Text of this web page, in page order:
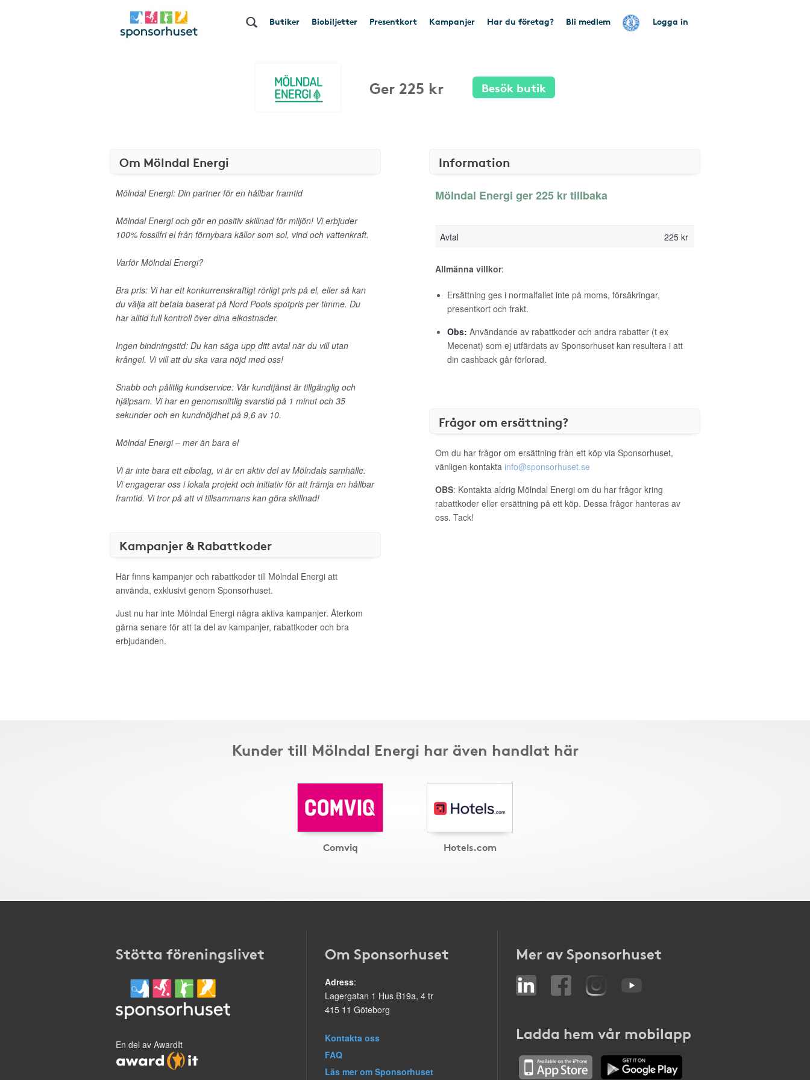
Butiker Biobiljetter Presentkort Kampanjer Har du företag? Bli medlem Logga in
Ger 225 kr Besök butik
Om Mölndal Energi
Mölndal Energi: Din partner för en hållbar framtid
Mölndal Energi och gör en positiv skillnad för miljön! Vi erbjuder
100% fossilfri el från förnybara källor som sol, vind och vattenkraft.
Varför Mölndal Energi?
Bra pris: Vi har ett konkurrenskraftigt rörligt pris på el, eller så kan
du välja att betala baserat på Nord Pools spotpris per timme. Du
har alltid full kontroll över dina elkostnader.
Ingen bindningstid: Du kan säga upp ditt avtal när du vill utan
krångel. Vi vill att du ska vara nöjd med oss!
Snabb och pålitlig kundservice: Vår kundtjänst är tillgänglig och
hjälpsam. Vi har en genomsnittlig svarstid på 1 minut och 35
sekunder och en kundnöjdhet på 9,6 av 10.
Mölndal Energi – mer än bara el
Vi är inte bara ett elbolag, vi är en aktiv del av Mölndals samhälle.
Vi engagerar oss i lokala projekt och initiativ för att främja en hållbar
framtid. Vi tror på att vi tillsammans kan göra skillnad!
Kampanjer & Rabattkoder
Här finns kampanjer och rabattkoder till Mölndal Energi att
använda, exklusivt genom Sponsorhuset.
Just nu har inte Mölndal Energi några aktiva kampanjer. Återkom
gärna senare för att ta del av kampanjer, rabattkoder och bra
erbjudanden.
Information
Mölndal Energi ger 225 kr tillbaka
Avtal 225 kr
Allmänna villkor:
Ersättning ges i normalfallet inte på moms, försäkringar,
presentkort och frakt.
Obs: Användande av rabattkoder och andra rabatter (t ex
Mecenat) som ej utfärdats av Sponsorhuset kan resultera i att
din cashback går förlorad.
Frågor om ersättning?
Om du har frågor om ersättning från ett köp via Sponsorhuset,
vänligen kontakta info@sponsorhuset.se
OBS: Kontakta aldrig Mölndal Energi om du har frågor kring
rabattkoder eller ersättning på ett köp. Dessa frågor hanteras av
oss. Tack!
Kunder till Mölndal Energi har även handlat här
Comviq Hotels.com
Stötta föreningslivet
En del av AwardIt
Om Sponsorhuset
Adress:
Lagergatan 1 Hus B19a, 4 tr
415 11 Göteborg
Kontakta oss
FAQ
Läs mer om Sponsorhuset
Mer av Sponsorhuset
Ladda hem vår mobilapp